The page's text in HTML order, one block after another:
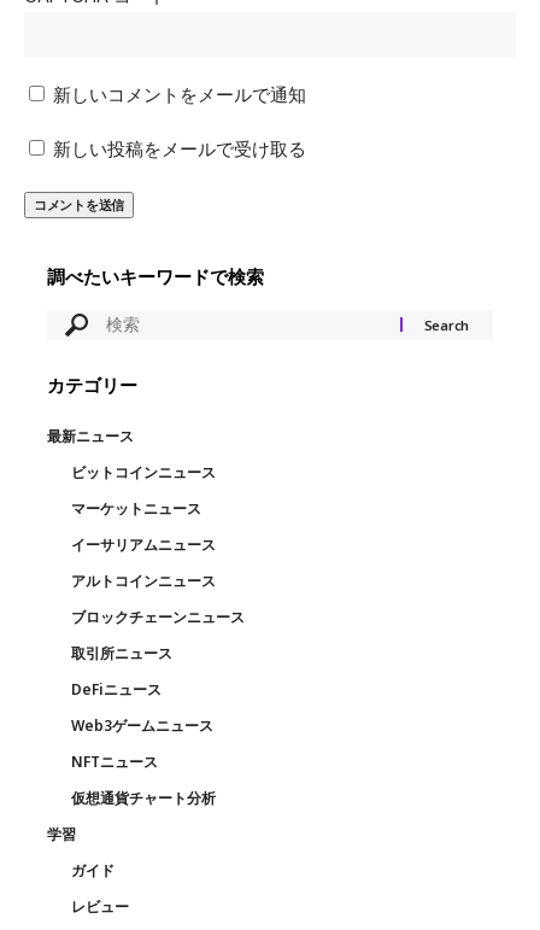
新しいコメントをメールで通知
新しい投稿をメールで受け取る
調べたいキーワードで検索
カテゴリー
最新ニュース
ビットコインニュース
マーケットニュース
イーサリアムニュース
アルトコインニュース
ブロックチェーンニュース
取引所ニュース
DeFiニュース
Web3ゲームニュース
NFTニュース
仮想通貨チャート分析
学習
ガイド
レビュー